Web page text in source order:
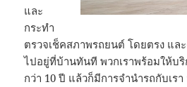
และ
กระทำ
ตรวจเช็คสภาพรถยนต์ โดยตรง แล
ไปอยู่ที่บ้านทันที พวกเราพร้อมให้บ
กว่า 10 ปี แล้วก็มีการจำนำรถกับเร